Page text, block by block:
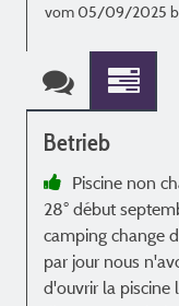
vom 05/09/2025
Betrieb
Piscine non
28° début
camping change
par jour nous
d'ouvrir la piscine